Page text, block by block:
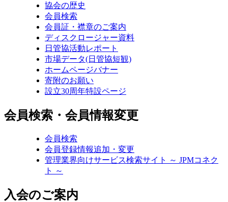
協会の歴史
会員検索
会員証・襟章のご案内
ディスクロージャー資料
日管協活動レポート
市場データ(日管協短観)
ホームページバナー
寄附のお願い
設立30周年特設ページ
会員検索・会員情報変更
会員検索
会員登録情報追加・変更
管理業界向けサービス検索サイト ～ JPMコネク
ト ～
入会のご案内